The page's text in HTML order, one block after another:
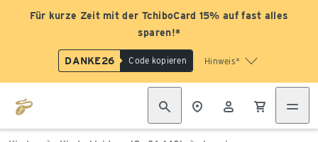
Für kurze Zeit mit der TchiboCard 15% auf fast alles
sparen!*
DANKE26 Code kopieren Hinweis*